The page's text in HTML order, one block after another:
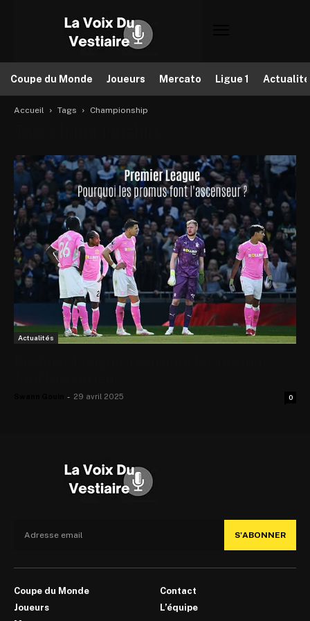
Coupe du Monde Joueurs Mercato Ligue 1
Accueil Tags Championship
Actualités
- 29 avril 2025 0
S'ABONNER
Coupe du Monde
Joueurs
Contact
L’équipe